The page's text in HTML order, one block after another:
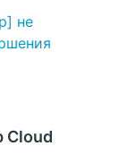
не
Cloud